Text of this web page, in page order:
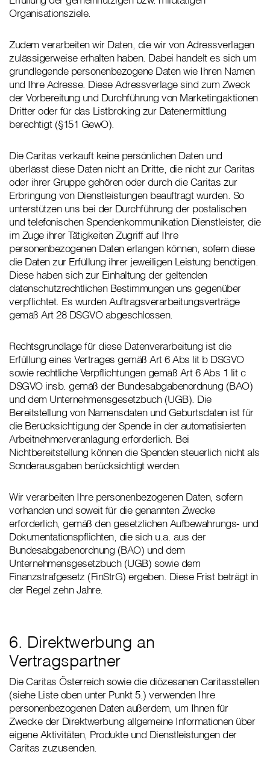
Organisationsziele.
Zudem verarbeiten wir Daten, die wir von Adressverlagen
zulässigerweise erhalten haben. Dabei handelt es sich um
grundlegende personenbezogene Daten wie Ihren Namen
und Ihre Adresse. Diese Adressverlage sind zum Zweck
der Vorbereitung und Durchführung von Marketingaktionen
Dritter oder für das Listbroking zur Datenermittlung
berechtigt (§151 GewO).
Die Caritas verkauft keine persönlichen Daten und
überlässt diese Daten nicht an Dritte, die nicht zur Caritas
oder ihrer Gruppe gehören oder durch die Caritas zur
Erbringung von Dienstleistungen beauftragt wurden. So
unterstützen uns bei der Durchführung der postalischen
und telefonischen Spendenkommunikation Dienstleister, die
im Zuge ihrer Tätigkeiten Zugriff auf Ihre
personenbezogenen Daten erlangen können, sofern diese
die Daten zur Erfüllung ihrer jeweiligen Leistung benötigen.
Diese haben sich zur Einhaltung der geltenden
datenschutzrechtlichen Bestimmungen uns gegenüber
verpflichtet. Es wurden Auftragsverarbeitungsverträge
gemäß Art 28 DSGVO abgeschlossen.
Rechtsgrundlage für diese Datenverarbeitung ist die
Erfüllung eines Vertrages gemäß Art 6 Abs lit b DSGVO
sowie rechtliche Verpflichtungen gemäß Art 6 Abs 1 lit c
DSGVO insb. gemäß der Bundesabgabenordnung (BAO)
und dem Unternehmensgesetzbuch (UGB). Die
Bereitstellung von Namensdaten und Geburtsdaten ist für
die Berücksichtigung der Spende in der automatisierten
Arbeitnehmerveranlagung erforderlich. Bei
Nichtbereitstellung können die Spenden steuerlich nicht als
Sonderausgaben berücksichtigt werden.
Wir verarbeiten Ihre personenbezogenen Daten, sofern
vorhanden und soweit für die genannten Zwecke
erforderlich, gemäß den gesetzlichen Aufbewahrungs- und
Dokumentationspflichten, die sich u.a. aus der
Bundesabgabenordnung (BAO) und dem
Unternehmensgesetzbuch (UGB) sowie dem
Finanzstrafgesetz (FinStrG) ergeben. Diese Frist beträgt in
der Regel zehn Jahre.
6. Direktwerbung an
Vertragspartner
Die Caritas Österreich sowie die diözesanen Caritasstellen
(siehe Liste oben unter Punkt 5.) verwenden Ihre
personenbezogenen Daten außerdem, um Ihnen für
Zwecke der Direktwerbung allgemeine Informationen über
eigene Aktivitäten, Produkte und Dienstleistungen der
Caritas zuzusenden.